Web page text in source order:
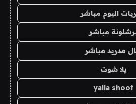
اليوم مباشر
مباشر
مدريد مباشر
يلا شوت
yalla shoot